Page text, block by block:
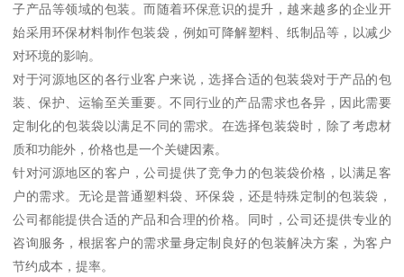
子产品等领域的包装。而随着环保意识的提升，越来越多的企业开
始采用环保材料制作包装袋，例如可降解塑料、纸制品等，以减少
对环境的影响。
对于河源地区的各行业客户来说，选择合适的包装袋对于产品的包
装、保护、运输至关重要。不同行业的产品需求也各异，因此需要
定制化的包装袋以满足不同的需求。在选择包装袋时，除了考虑材
质和功能外，价格也是一个关键因素。
针对河源地区的客户，公司提供了竞争力的包装袋价格，以满足客
户的需求。无论是普通塑料袋、环保袋，还是特殊定制的包装袋，
公司都能提供合适的产品和合理的价格。同时，公司还提供专业的
咨询服务，根据客户的需求量身定制良好的包装解决方案，为客户
节约成本，提率。